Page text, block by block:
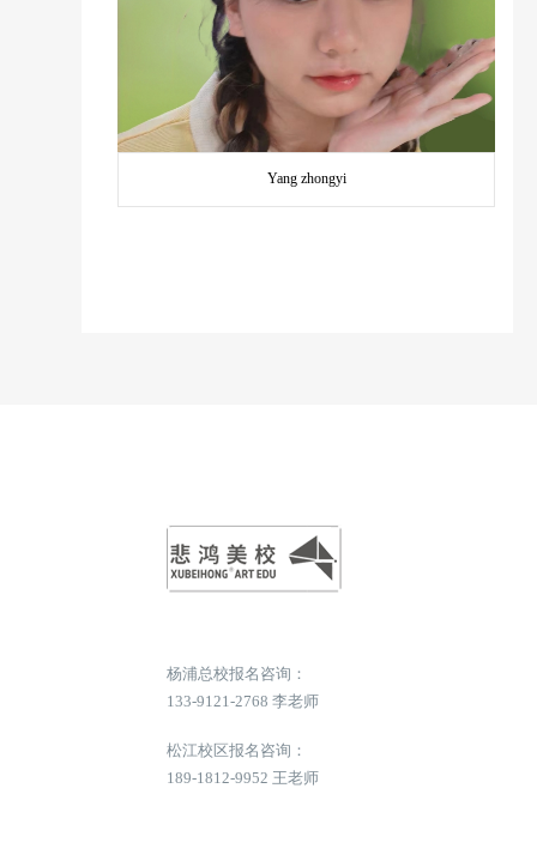
Yang zhongyi
杨浦总校报名咨询：
133-9121-2768 李老师
松江校区报名咨询：
189-1812-9952 王老师